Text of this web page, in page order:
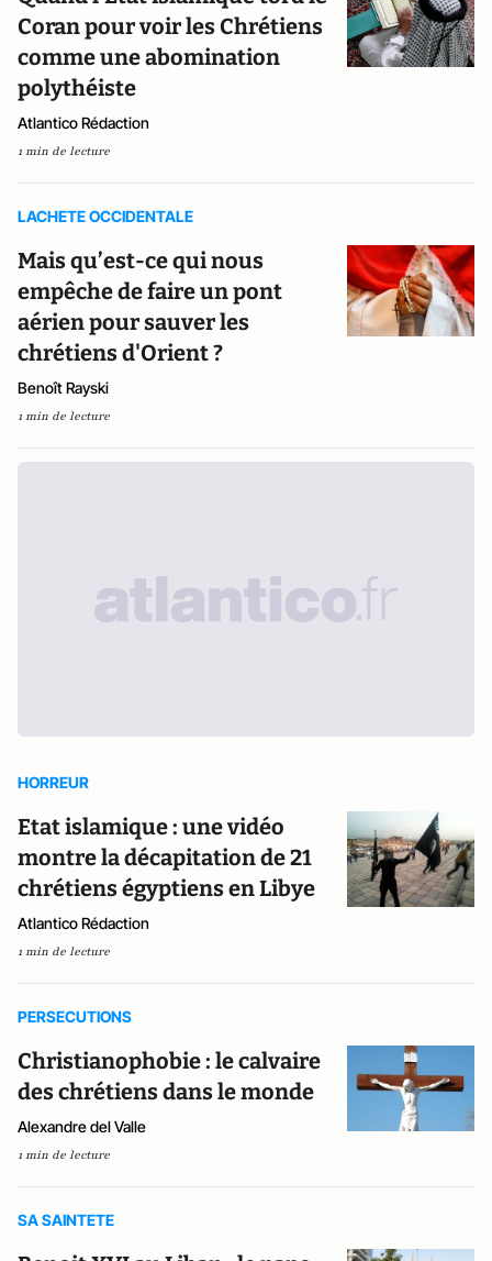
Coran pour voir les Chrétiens
comme une abomination
polythéiste
Atlantico Rédaction
1 min de lecture
LACHETE OCCIDENTALE
Mais qu’est-ce qui nous
empêche de faire un pont
aérien pour sauver les
chrétiens d'Orient ?
Benoît Rayski
1 min de lecture
HORREUR
Etat islamique : une vidéo
montre la décapitation de 21
chrétiens égyptiens en Libye
Atlantico Rédaction
1 min de lecture
PERSECUTIONS
Christianophobie : le calvaire
des chrétiens dans le monde
Alexandre del Valle
1 min de lecture
SA SAINTETE